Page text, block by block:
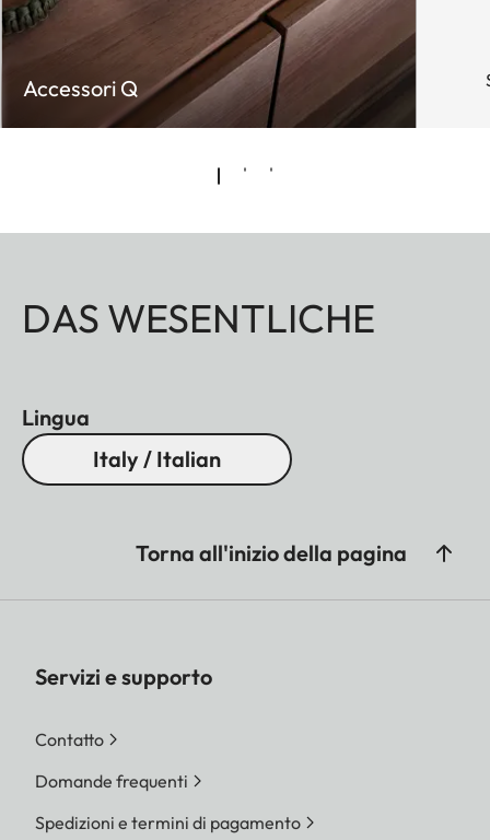
Accessori Q
DAS WESENTLICHE
Lingua
Italy / Italian
Torna all'inizio della pagina
Servizi e supporto
Contatto
Domande frequenti
Spedizioni e termini di pagamento